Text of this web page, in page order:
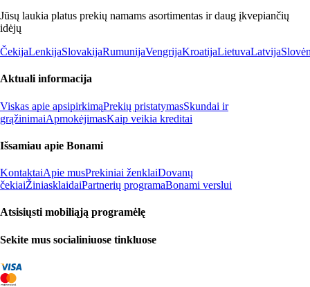
Jūsų laukia platus prekių namams asortimentas ir daug įkvepiančių
idėjų
ČekijaLenkijaSlovakijaRumunijaVengrijaKroatijaLietuvaLatvija
Aktuali informacija
Viskas apie apsipirkimąPrekių pristatymasSkundai ir
grąžinimaiApmokėjimasKaip veikia kreditai
Išsamiau apie Bonami
KontaktaiApie musPrekiniai ženklaiDovanų
čekiaiŽiniasklaidaiPartnerių programaBonami verslui
Atsisiųsti mobiliąją programėlę
Sekite mus socialiniuose tinkluose